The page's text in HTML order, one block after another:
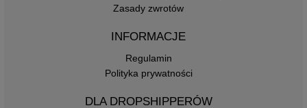
Zasady zwrotów
INFORMACJE
Regulamin
Polityka prywatności
DLA DROPSHIPPERÓW